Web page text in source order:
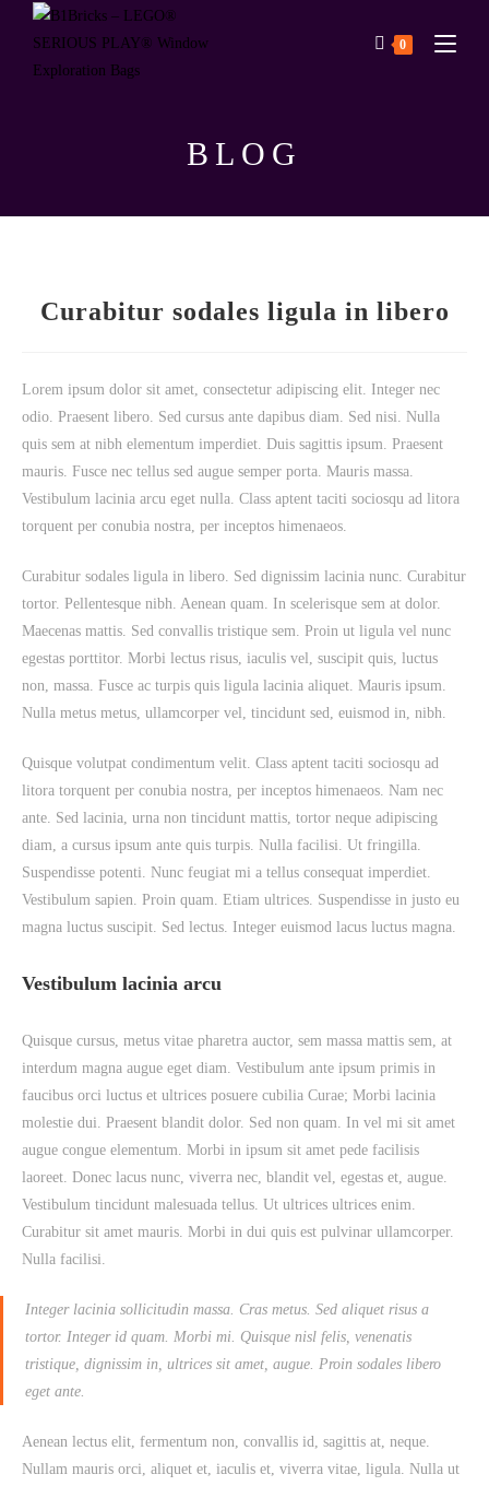
0
BLOG
Curabitur sodales ligula in libero
Lorem ipsum dolor sit amet, consectetur adipiscing elit. Integer nec
odio. Praesent libero. Sed cursus ante dapibus diam. Sed nisi. Nulla
quis sem at nibh elementum imperdiet. Duis sagittis ipsum. Praesent
mauris. Fusce nec tellus sed augue semper porta. Mauris massa.
Vestibulum lacinia arcu eget nulla. Class aptent taciti sociosqu ad litora
torquent per conubia nostra, per inceptos himenaeos.
Curabitur sodales ligula in libero. Sed dignissim lacinia nunc. Curabitur
tortor. Pellentesque nibh. Aenean quam. In scelerisque sem at dolor.
Maecenas mattis. Sed convallis tristique sem. Proin ut ligula vel nunc
egestas porttitor. Morbi lectus risus, iaculis vel, suscipit quis, luctus
non, massa. Fusce ac turpis quis ligula lacinia aliquet. Mauris ipsum.
Nulla metus metus, ullamcorper vel, tincidunt sed, euismod in, nibh.
Quisque volutpat condimentum velit. Class aptent taciti sociosqu ad
litora torquent per conubia nostra, per inceptos himenaeos. Nam nec
ante. Sed lacinia, urna non tincidunt mattis, tortor neque adipiscing
diam, a cursus ipsum ante quis turpis. Nulla facilisi. Ut fringilla.
Suspendisse potenti. Nunc feugiat mi a tellus consequat imperdiet.
Vestibulum sapien. Proin quam. Etiam ultrices. Suspendisse in justo eu
magna luctus suscipit. Sed lectus. Integer euismod lacus luctus magna.
Vestibulum lacinia arcu
Quisque cursus, metus vitae pharetra auctor, sem massa mattis sem, at
interdum magna augue eget diam. Vestibulum ante ipsum primis in
faucibus orci luctus et ultrices posuere cubilia Curae; Morbi lacinia
molestie dui. Praesent blandit dolor. Sed non quam. In vel mi sit amet
augue congue elementum. Morbi in ipsum sit amet pede facilisis
laoreet. Donec lacus nunc, viverra nec, blandit vel, egestas et, augue.
Vestibulum tincidunt malesuada tellus. Ut ultrices ultrices enim.
Curabitur sit amet mauris. Morbi in dui quis est pulvinar ullamcorper.
Nulla facilisi.
Integer lacinia sollicitudin massa. Cras metus. Sed aliquet risus a
tortor. Integer id quam. Morbi mi. Quisque nisl felis, venenatis
tristique, dignissim in, ultrices sit amet, augue. Proin sodales libero
eget ante.
Aenean lectus elit, fermentum non, convallis id, sagittis at, neque.
Nullam mauris orci, aliquet et, iaculis et, viverra vitae, ligula. Nulla ut